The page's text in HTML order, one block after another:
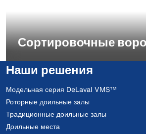
Сортировочные
Наши решения
Модельная серия DeLaval VMS™
Роторные доильные залы
Традиционные доильные залы
Доильные места